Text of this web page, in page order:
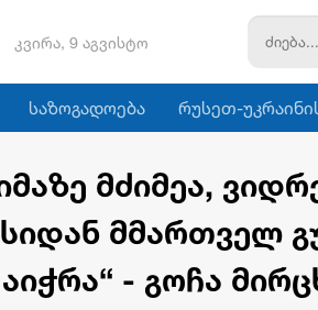
კვირა, 9 აგვისტო
საზოგადოება რუსეთ-
მძიმეა,
მმართველ
- გოჩა